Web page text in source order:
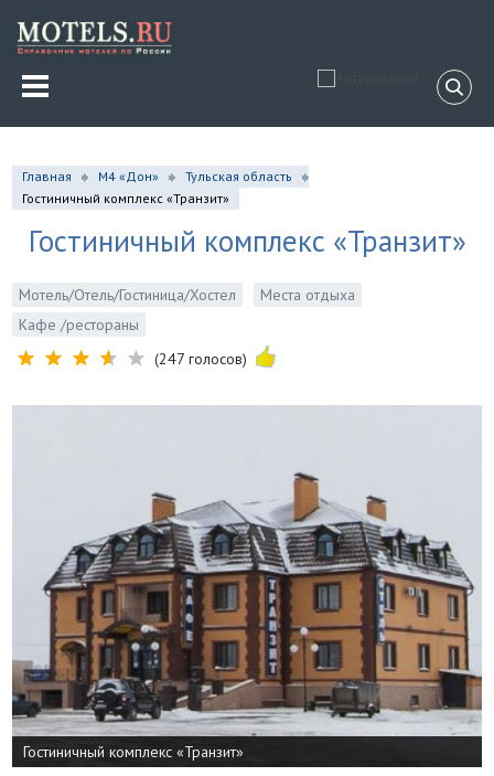
Главная М4 «Дон»
Тульская область
Гостиничный комплекс «Транзит»
Гостиничный комплекс «Транзит»
Мотель/Отель/Гостиница/Хостел
Места отдыха
Кафе /рестораны
(247 голосов)
Гостиничный комплекс «Транзит»